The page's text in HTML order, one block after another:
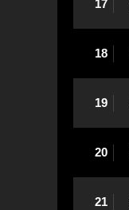
17
18
19
20
21